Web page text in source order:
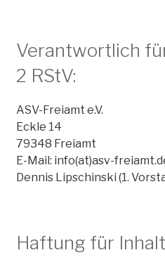
Verantwortlich
2 RStV:
ASV-Freiamt e.V.
Eckle 14
79348 Freiamt
E-Mail: info(at)asv-
Dennis Lipschinski (1.
Haftung für